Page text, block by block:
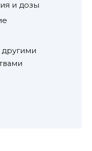
и дозы
другими